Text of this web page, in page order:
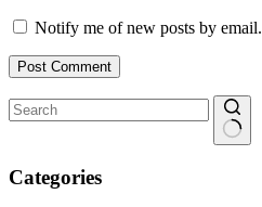
Notify me of new posts by email.
Post Comment
results
Categories